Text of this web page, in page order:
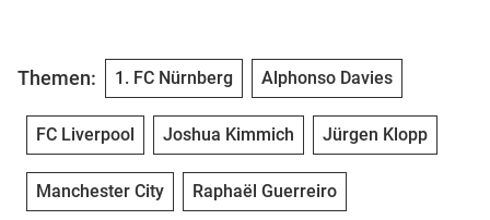
Themen: 1. FC Nürnberg Alphonso Davies
FC Liverpool Joshua Kimmich Jürgen Klopp
Manchester City Raphaël Guerreiro